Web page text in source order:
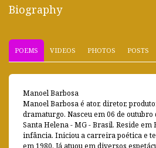
Biography
POEMS VIDEOS PHOTOS POSTS
Manoel Barbosa
Manoel Barbosa é ator, diretor,
dramaturgo. Nasceu em 06 de outubro
Santa Helena - MG - Brasil. Reside
infância. Iniciou a carreira poética e